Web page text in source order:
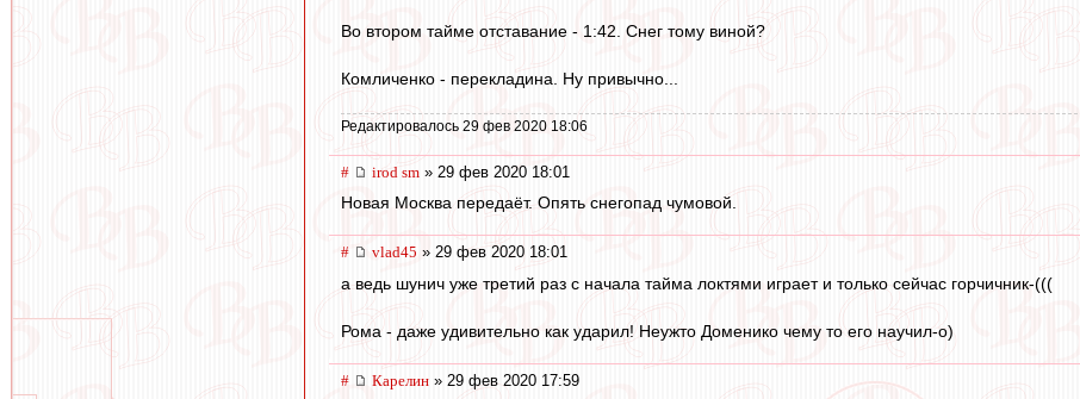
Во втором тайме отставание - 1:42. Снег тому виной?
Комличенко - перекладина. Ну привычно...
Редактировалось 29 фев 2020 18:06
# irod sm » 29 фев 2020 18:01
Новая Москва передаёт. Опять снегопад чумовой.
# vlad45 » 29 фев 2020 18:01
а ведь шунич уже третий раз с начала тайма локтями играет и только сейчас горчичник-(((
Рома - даже удивительно как ударил! Неужто Доменико чему то его научил-о)
# Карелин » 29 фев 2020 17:59